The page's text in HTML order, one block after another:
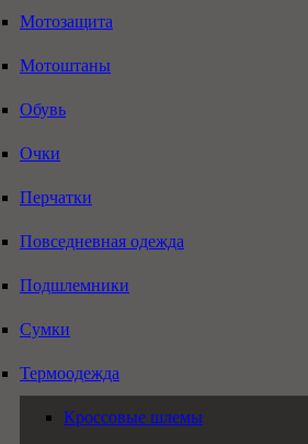
Мотозащита
Мотоштаны
Обувь
Очки
Перчатки
Повседневная одежда
Подшлемники
Сумки
Термоодежда
Кроссовые шлемы